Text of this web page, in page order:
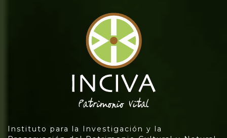
Instituto para la Investigación y la